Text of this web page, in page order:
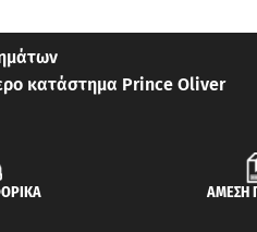
κατάστημα Prince Oliver
ΑΜΕΣΗ